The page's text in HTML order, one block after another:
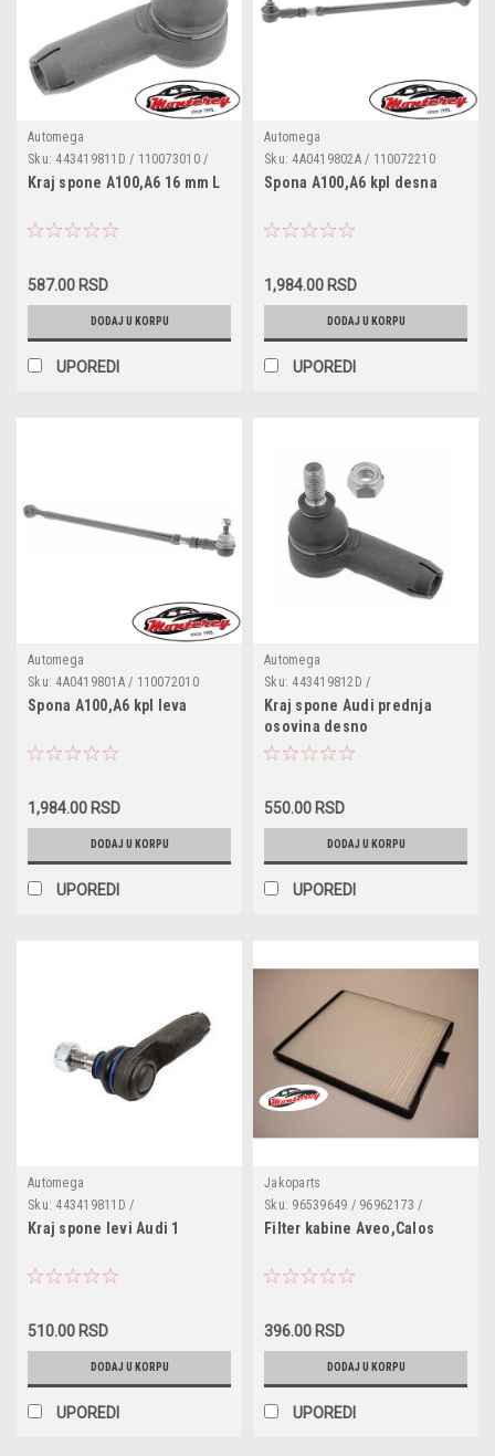
Automega
Sku: 443419811D / 110073010 /
G1216 / 443419811B
Kraj spone A100,A6 16 mm L
587.00 RSD
DODAJ U KORPU
UPOREDI
Automega
Sku: 4A0419802A / 110072210
Spona A100,A6 kpl desna
1,984.00 RSD
DODAJ U KORPU
UPOREDI
Automega
Sku: 4A0419801A / 110072010
Spona A100,A6 kpl leva
1,984.00 RSD
DODAJ U KORPU
UPOREDI
Automega
Sku: 443419812D /
304190812443D / RD3003 /
TA1070 / SS607 / 1007302 /
1160207150 / G1218 / 915702 /
9006301 / 32710006 / 103680 /
Kraj spone Audi prednja
osovina desno
550.00 RSD
DODAJ U KORPU
UPOREDI
Automega
Sku: 443419811D /
304190811443D / RS3003 / TA1071
/ SS606 / 04421 / 1007402 /
915701 / 9006302 / 37332 / 45022
Kraj spone levi Audi 1
510.00 RSD
DODAJ U KORPU
UPOREDI
Jakoparts
Sku: 96539649 / 96962173 /
J1340906
Filter kabine Aveo,Calos
396.00 RSD
DODAJ U KORPU
UPOREDI